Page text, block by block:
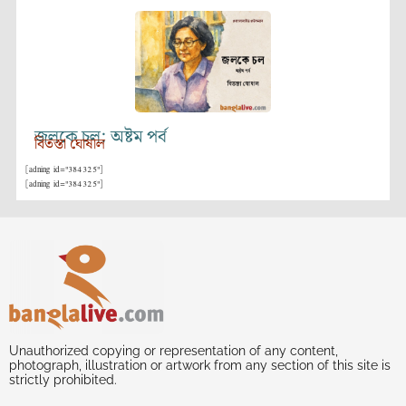
জলকে চল: অষ্টম পর্ব
বিতস্তা ঘোষাল
[adning id="384325"]
[adning id="384325"]
Unauthorized copying or representation of any content,
photograph, illustration or artwork from any section of this site is
strictly prohibited.